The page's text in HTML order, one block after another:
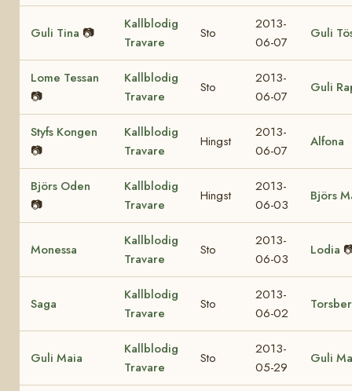
Guli Tina 📷
Kallblodig
Travare
Sto
2013-
06-07
Guli
Lome Tessan
📷
Kallblodig
Travare
Sto
2013-
06-07
Guli
Styfs Kongen
📷
Kallblodig
Travare
Hingst
2013-
06-07
Alfona
Björs Oden
📷
Kallblodig
Travare
Hingst
2013-
06-03
Björs
Monessa
Kallblodig
Travare
Sto
2013-
06-03
Lodia
Saga
Kallblodig
Travare
Sto
2013-
06-02
Guli Maia
Kallblodig
Travare
Sto
2013-
05-29
Guli